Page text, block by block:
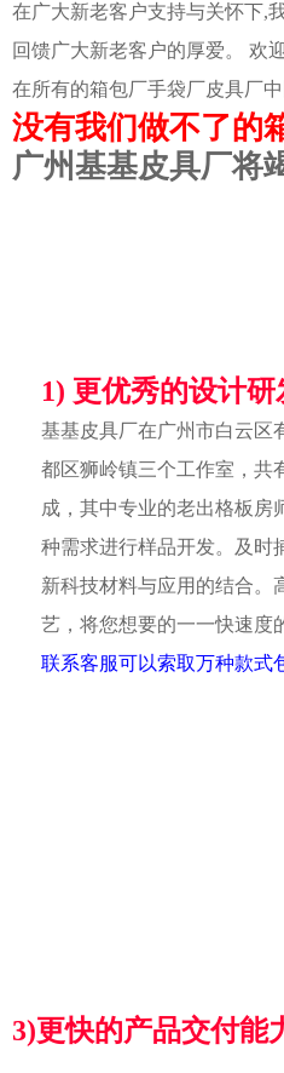
在广大新老客户支持与关怀下,
回馈广大新老客户的厚爱。 欢
在所有的箱包厂手袋厂皮具厂
没有我们做不了的
广州基基皮具厂将
1) 更优秀的设计研
基基皮具厂在广州市白云区
都区狮岭镇三个工作室，共
成，其中专业的老出格板房
种需求进行样品开发。及时
新科技材料与应用的结合。
艺，将您想要的一一快速度
联系客服可以索取万种款式
3)更快的产品交付能